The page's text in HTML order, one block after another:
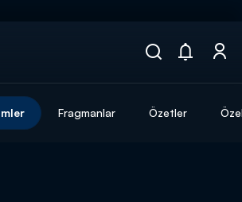
Fragmanlar Özetler